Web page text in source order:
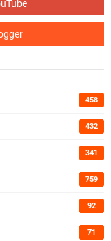
458
432
341
759
92
71